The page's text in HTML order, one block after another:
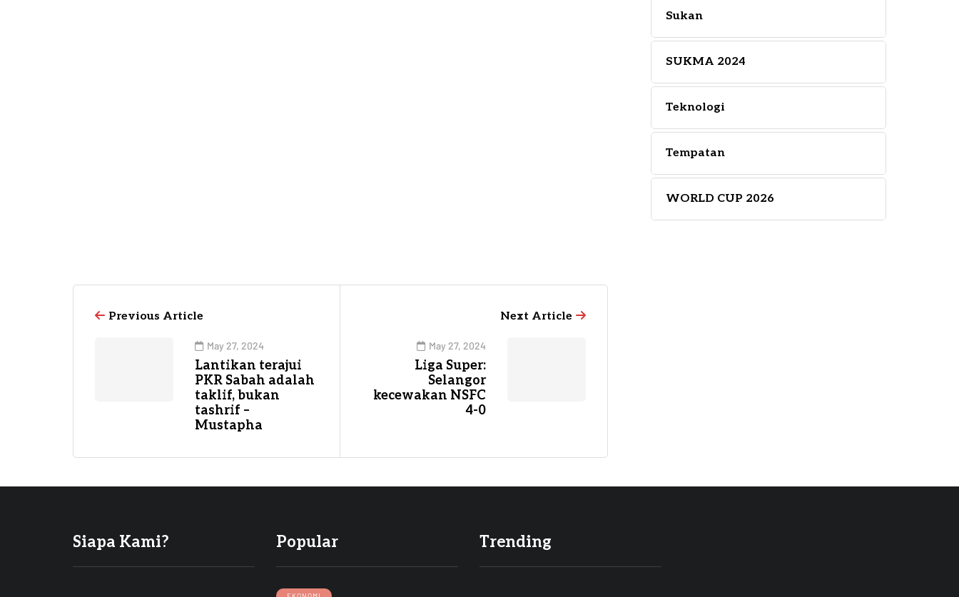
Sukan
SUKMA 2024
Teknologi
Tempatan
WORLD CUP 2026
Previous Article
May 27, 2024
Lantikan terajui
PKR Sabah adalah
taklif, bukan
tashrif –
Mustapha
Next Article
May 27, 2024
Liga Super:
Selangor
kecewakan NSFC
4-0
Siapa Kami? Popular Trending